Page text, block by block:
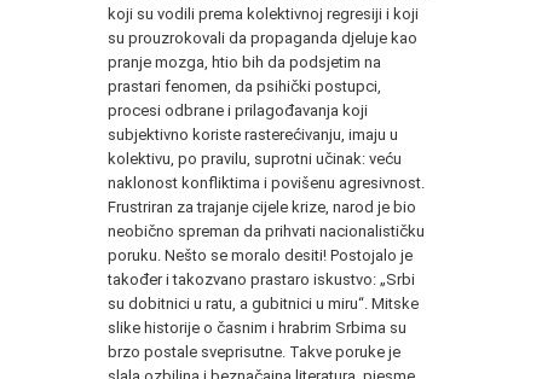
koji su vodili prema kolektivnoj regresiji i koji
su prouzrokovali da propaganda djeluje kao
pranje mozga, htio bih da podsjetim na
prastari fenomen, da psihički postupci,
procesi odbrane i prilagođavanja koji
subjektivno koriste rasterećivanju, imaju u
kolektivu, po pravilu, suprotni učinak: veću
naklonost konfliktima i povišenu agresivnost.
Frustriran za trajanje cijele krize, narod je bio
neobično spreman da prihvati nacionalističku
poruku. Nešto se moralo desiti! Postojalo je
također i takozvano prastaro iskustvo: „Srbi
su dobitnici u ratu, a gubitnici u miru“. Mitske
slike historije o časnim i hrabrim Srbima su
brzo postale sveprisutne. Takve poruke je